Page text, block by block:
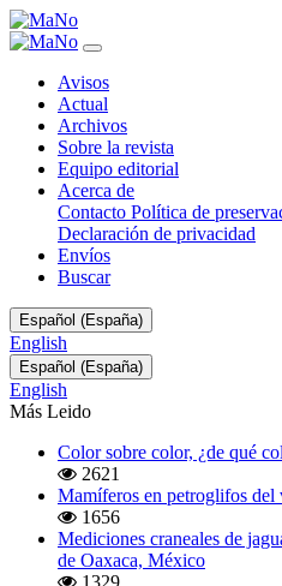
Comportamientos
de
nuevos
registros
geográficos
Speothos
venaticus
(Carnivora:
Canidae)
departamento
de
Madre
de
Dios,
Avisos
Actual
Archivos
Sobre la revista
Equipo editorial
Acerca de
Contacto Política de
Declaración de privacidad
Envíos
Buscar
Cambiar
el
idioma.
El
actual
es:
Español (España)
English
Cambiar
el
idioma.
El
es:
Español (España)
English
Más Leido
Color sobre color, ¿de qué
2621
Mamíferos en petroglifos
1656
Mediciones craneales de
de Oaxaca, México
1329